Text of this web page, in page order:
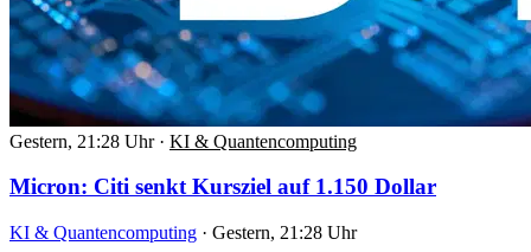
Gestern, 21:28 Uhr · KI & Quantencomputing
Micron: Citi senkt Kursziel auf 1.150 Dollar
KI & Quantencomputing · Gestern, 21:28 Uhr